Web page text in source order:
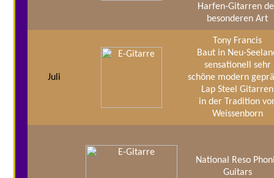
Harfen-Gitarren
besonderen Art
Juli
Tony Francis
Baut in Neu-
sensationell sehr
schöne modern
Lap Steel Gitarren
in der Tradition
Weissenborn
National Reso
Guitars